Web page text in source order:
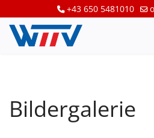
+43 650 5481010
Bildergalerie